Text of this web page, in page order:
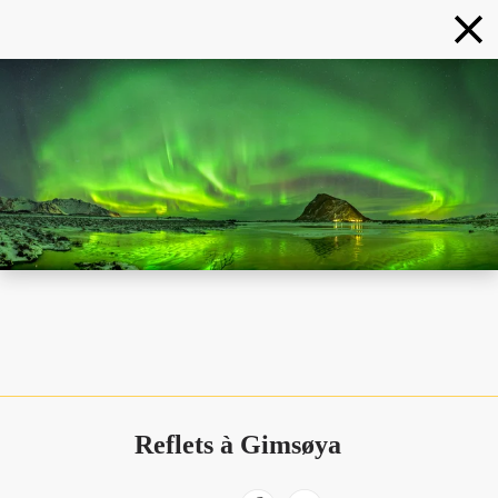
Reflets à Gimsøya